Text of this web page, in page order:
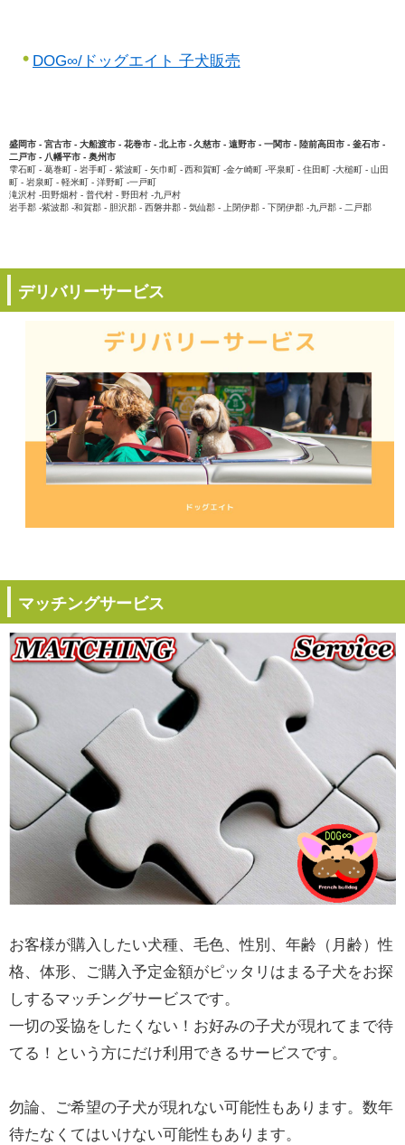
DOG∞/ドッグエイト 子犬販売
盛岡市 - 宮古市 - 大船渡市 - 花巻市 - 北上市 - 久慈市 - 遠野市 - 一関市 - 陸前高田市 - 釜石市 -
二戸市 - 八幡平市 - 奥州市
雫石町 - 葛巻町 - 岩手町 - 紫波町 - 矢巾町 - 西和賀町 -金ケ崎町 -平泉町 - 住田町 -大槌町 - 山田
町 - 岩泉町 - 軽米町 - 洋野町 -一戸町
滝沢村 -田野畑村 - 普代村 - 野田村 -九戸村
岩手郡 -紫波郡 -和賀郡 - 胆沢郡 - 西磐井郡 - 気仙郡 - 上閉伊郡 - 下閉伊郡 -九戸郡 - 二戸郡
デリバリーサービス
マッチングサービス
お客様が購入したい犬種、毛色、性別、年齢（月齢）性
格、体形、ご購入予定金額がピッタリはまる子犬をお探
しするマッチングサービスです。
一切の妥協をしたくない！お好みの子犬が現れてまで待
てる！という方にだけ利用できるサービスです。
勿論、ご希望の子犬が現れない可能性もあります。数年
待たなくてはいけない可能性もあります。